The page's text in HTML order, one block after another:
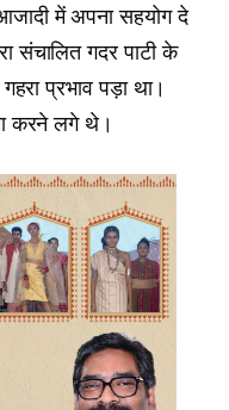
में अपना सहयोग दे
संचालित गदर पाटी के
प्रभाव पड़ा था।
करने लगे थे।